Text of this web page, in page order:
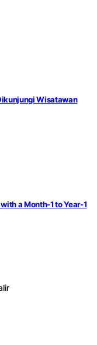
Wisatawan
a Month-1 to Year-1